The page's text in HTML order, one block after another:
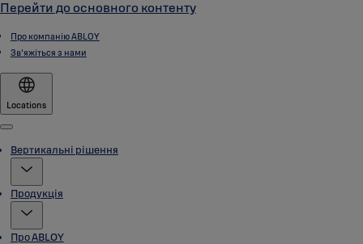
Перейти до основного контенту
Про компанію ABLOY
Зв'яжіться з нами
Locations
Menu
Вертикальні рішення
Продукція
Про ABLOY